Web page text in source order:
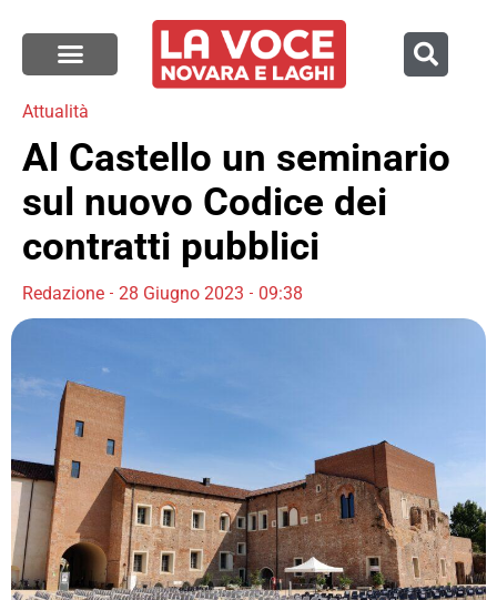
Attualità
Al Castello un seminario
sul nuovo Codice dei
contratti pubblici
Redazione 28 Giugno 2023 09:38